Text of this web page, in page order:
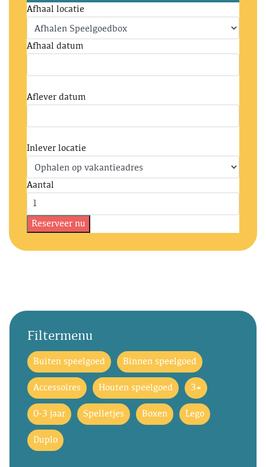
Afhaal locatie
Afhaal datum
Aflever datum
Inlever locatie
Aantal
Filtermenu
Buiten speelgoed Binnen speelgoed
Accessoires Houten speelgoed 3+
0-3 jaar Spelletjes Boxen Lego
Duplo